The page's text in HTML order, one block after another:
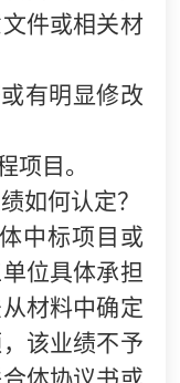
件或相关材
有明显修改
项目。
如何认定？
中标项目或
位具体承担
材料中确定
该业绩不予